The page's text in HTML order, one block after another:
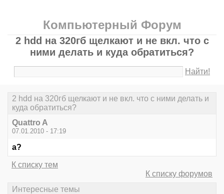
Компьютерный Форум
2 hdd на 320гб щелкают и не вкл. что с
ними делать и куда обратиться?
Найти!
2 hdd на 320гб щелкают и не вкл. что с ними делать и
куда обратиться?
Quattro A
07.01.2010 - 17:19
а?
К списку тем
К списку форумов
Интересные темы